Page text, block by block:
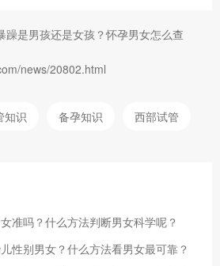
躁是男孩还是女孩？怀孕男女怎么查
news/20802.html
知识 备孕知识 西部试管
准吗？什么方法判断男女科学呢？
性别男女？什么方法看男女最可靠？